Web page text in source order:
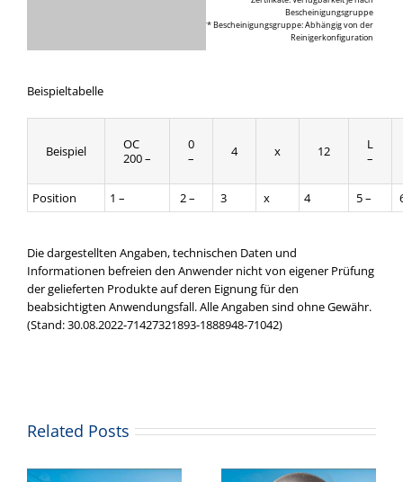
Bescheinigungsgruppe
** Bescheinigungsgruppe: Abhängig von der
Reinigerkonfiguration
Beispieltabelle
Beispiel
OC
200 –
0
–
4 x 12
L
–
Position 1 – 2 – 3 x 4 5 –
Die dargestellten Angaben, technischen Daten und
Informationen befreien den Anwender nicht von eigener Prüfung
der gelieferten Produkte auf deren Eignung für den
beabsichtigten Anwendungsfall. Alle Angaben sind ohne Gewähr.
(Stand: 30.08.2022-71427321893-1888948-71042)
Related Posts